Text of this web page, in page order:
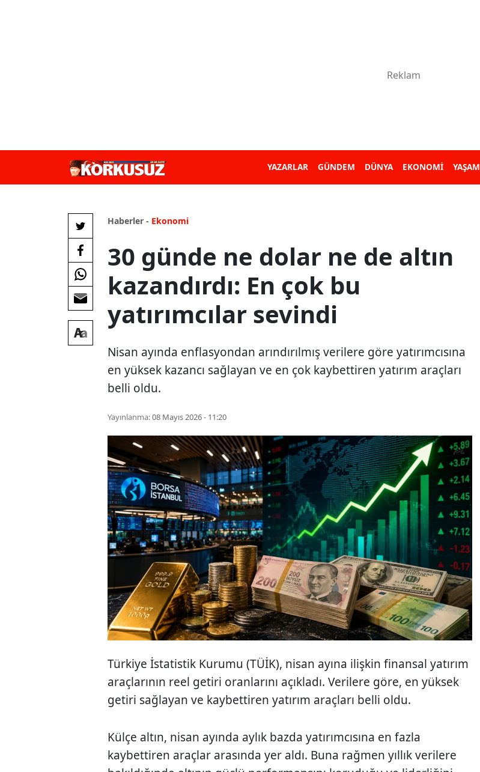
YAZARLAR GÜNDEM DÜNYA EKONOMİ YAŞAM
Haberler - Ekonomi
30 günde ne dolar ne de altın
kazandırdı: En çok bu
yatırımcılar sevindi
Nisan ayında enflasyondan arındırılmış verilere göre yatırımcısına
en yüksek kazancı sağlayan ve en çok kaybettiren yatırım araçları
belli oldu.
Yayınlanma:08 Mayıs 2026 - 11:20
Türkiye İstatistik Kurumu (TÜİK), nisan ayına ilişkin finansal yatırım
araçlarının reel getiri oranlarını açıkladı. Verilere göre, en yüksek
getiri sağlayan ve kaybettiren yatırım araçları belli oldu.
Külçe altın, nisan ayında aylık bazda yatırımcısına en fazla
kaybettiren araçlar arasında yer aldı. Buna rağmen yıllık verilere